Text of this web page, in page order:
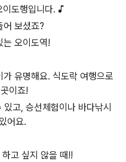
이도행입니다. ♪
어 보셨죠?
는 오이도역!
가 유명해요. 식도락 여행으로
이죠!
있고, 승선체험이나 바다낚시
어요.
고 싶지 않을 때!!